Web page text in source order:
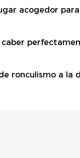
acogedor
ronculismo a la